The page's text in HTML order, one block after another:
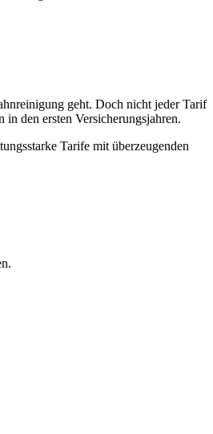
geht. Doch nicht jeder Tarif
den ersten Versicherungsjahren.
Tarife mit überzeugenden